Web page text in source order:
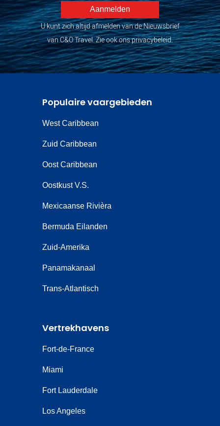
U kunt zich altijd afmelden van de Nieuwsbrief
van C&O Travel. Zie ook ons privacybeleid.
Populaire vaargebieden
West Caribbean
Zuid Caribbean
Oost Caribbean
Oostkust V.S.
Mexicaanse Rivièra
Bermuda Eilanden
Zuid-Amerika
Panamakanaal
Trans-Atlantisch
Vertrekhavens
Fort-de-France
Miami
Fort Lauderdale
Los Angeles